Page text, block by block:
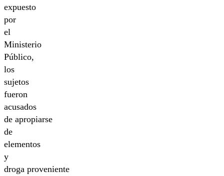
expuesto
por
el
Ministerio
Público,
los
sujetos
fueron
acusados
de apropiarse
de
elementos
y
droga proveniente